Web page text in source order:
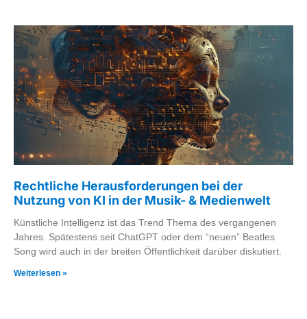
Rechtliche Herausforderungen bei der
Nutzung von KI in der Musik- & Medienwelt
Künstliche Intelligenz ist das Trend Thema des vergangenen
Jahres. Spätestens seit ChatGPT oder dem “neuen” Beatles
Song wird auch in der breiten Öffentlichkeit darüber diskutiert.
Weiterlesen »